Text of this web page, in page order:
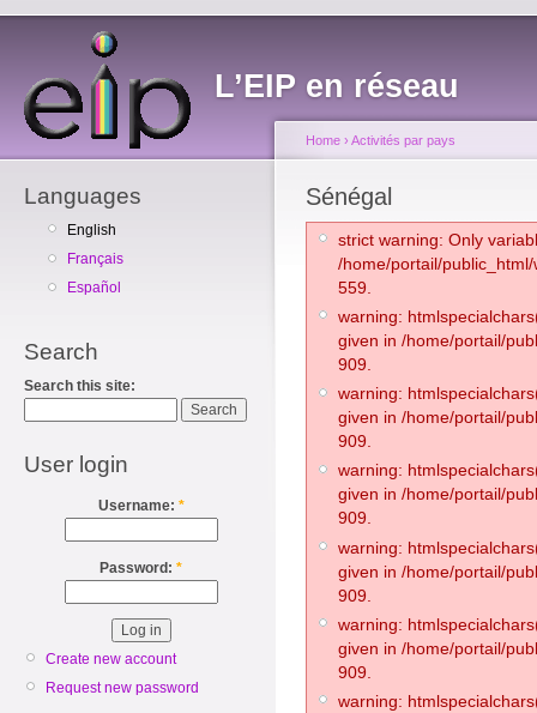
L’EIP en réseau
Languages
English
Français
Español
Search
Search this site:
User login
Username: *
Password: *
Create new account
Request new password
Home › Activités par pays
Sénégal
strict warning: Only
/home/portail/
559.
warning:
given in /home/portail/
909.
warning:
given in /home/portail/
909.
warning:
given in /home/portail/
909.
warning:
given in /home/portail/
909.
warning:
given in /home/portail/
909.
warning: